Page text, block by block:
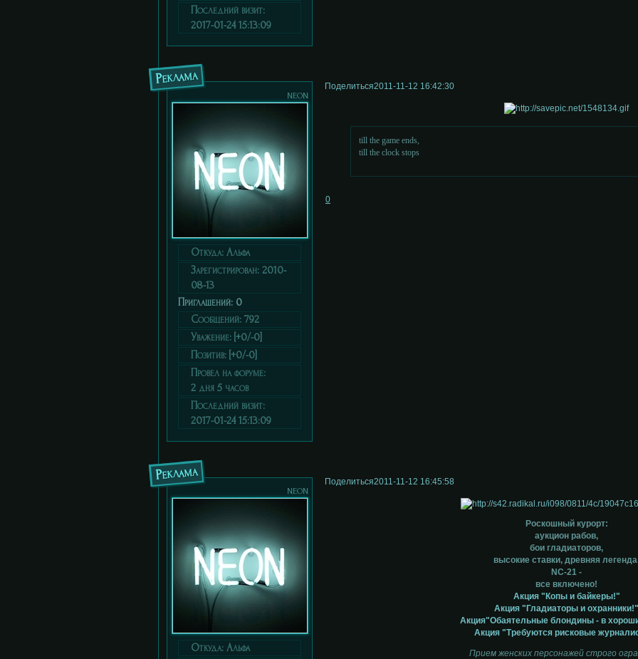
Последний визит:
2017-01-24 15:13:09
Поделиться2011-11-12 16:42:30
Реклама
neon
Откуда: Альфа
Зарегистрирован: 2010-
08-13
Приглашений: 0
Сообщений: 792
Уважение: [+0/-0]
Позитив: [+0/-0]
Провел на форуме:
2 дня 5 часов
Последний визит:
2017-01-24 15:13:09
till the game ends,
till the clock stops
0
Поделиться2011-11-12 16:45:58
Реклама
neon
Откуда: Альфа
Роскошный курорт:
аукцион рабов,
бои гладиаторов,
высокие ставки, древняя
NC-21 -
все включено!
Акция "Копы и байкеры!"
Акция "Гладиаторы и
Акция"Обаятельные блондины - в
Акция "Требуются рисковые
Прием женских персонажей строго